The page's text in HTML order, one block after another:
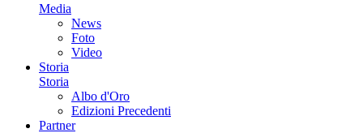
Media
News
Foto
Video
Storia
Storia
Albo d'Oro
Edizioni Precedenti
Partner